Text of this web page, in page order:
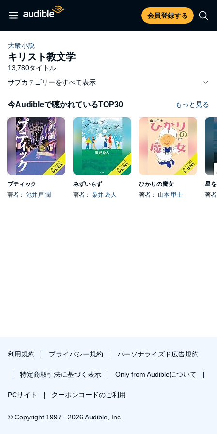
会員登録する
大衆小説
キリスト教文学
13,780タイトル
サブカテゴリーをすべて表示
今Audibleで聴かれているTOP30 もっと見る
ブティック
著者： 池井戸 潤
みずいらず
著者： 染井 為人
ひかりの魔女
著者： 山本 甲士
星
著
利用規約 プライバシー規約 パーソナライズド広告規約
特定商取引法に基づく表示 Only from Audibleについて
PCサイト クーポンコードのご利用
© Copyright 1997 - 2026 Audible, Inc